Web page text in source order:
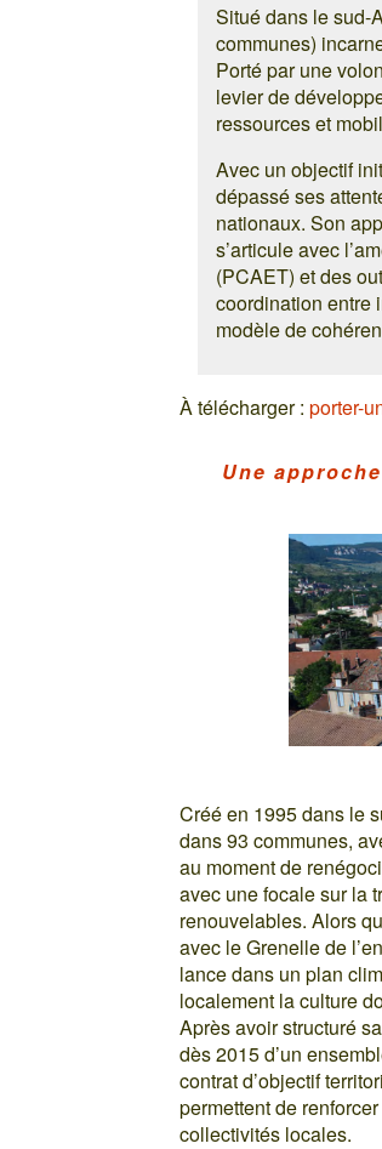
Situé dans le sud-
communes)
Porté par une
levier de
ressources et
Avec un objectif
dépassé ses
nationaux. Son
s’articule avec
(PCAET) et des
coordination entre
modèle de
À télécharger :porter-
Une
Créé en 1995 dans le
dans 93 communes,
au moment de
avec une focale sur la
renouvelables. Alors
avec le Grenelle de
lance dans un plan
localement la culture
Après avoir structuré
dès 2015 d’un
contrat d’objectif
permettent de
collectivités locales.